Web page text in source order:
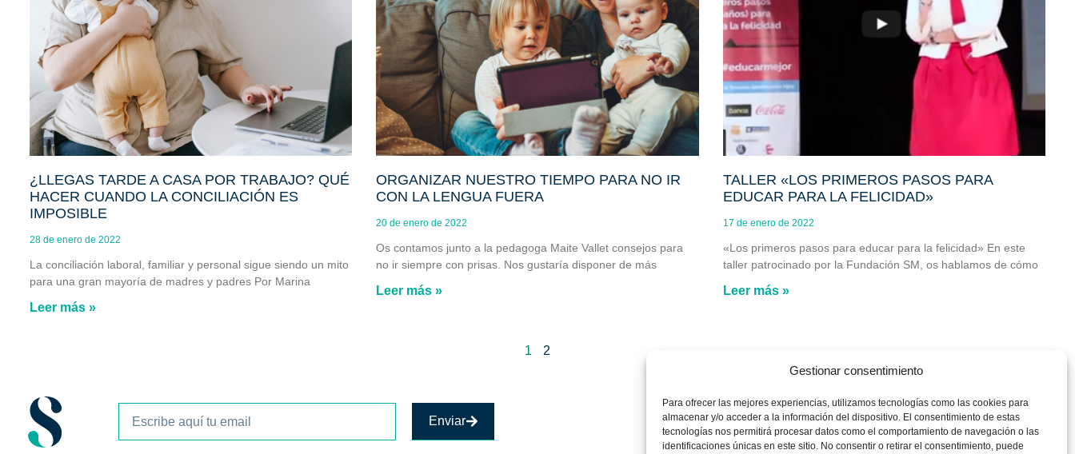
Gestionar consentimiento
Para ofrecer las mejores experiencias, utilizamos tecnologías como las cookies para
almacenar y/o acceder a la información del dispositivo. El consentimiento de estas
tecnologías nos permitirá procesar datos como el comportamiento de navegación o las
identificaciones únicas en este sitio. No consentir o retirar el consentimiento, puede
¿LLEGAS TARDE A CASA POR TRABAJO? QUÉ
HACER CUANDO LA CONCILIACIÓN ES
IMPOSIBLE
28 de enero de 2022
La conciliación laboral, familiar y personal sigue siendo un mito
para una gran mayoría de madres y padres Por Marina
Leer más »
ORGANIZAR NUESTRO TIEMPO PARA NO IR
CON LA LENGUA FUERA
20 de enero de 2022
Os contamos junto a la pedagoga Maite Vallet consejos para
no ir siempre con prisas. Nos gustaría disponer de más
Leer más »
TALLER «LOS PRIMEROS PASOS PARA
EDUCAR PARA LA FELICIDAD»
17 de enero de 2022
«Los primeros pasos para educar para la felicidad» En este
taller patrocinado por la Fundación SM, os hablamos de cómo
Leer más »
1 2
Enviar